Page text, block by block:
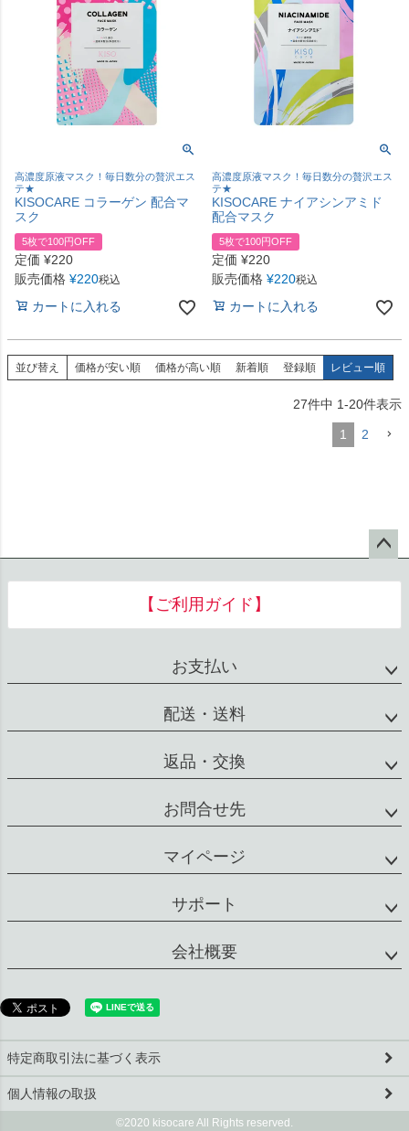
高濃度原液マスク！毎日数分の贅沢エス
テ★
KISOCARE コラーゲン 配合マ
スク
5枚で100円OFF
定価 ¥220
販売価格 ¥220税込
カートに入れる
高濃度原液マスク！毎日数分の贅沢エス
テ★
KISOCARE ナイアシンアミド
配合マスク
5枚で100円OFF
定価 ¥220
販売価格 ¥220税込
カートに入れる
並び替え 価格が安い順 価格が高い順 新着順 登録順 レビュー順
27件中 1-20件表示
1 2
へ
【ご利用ガイド】
お支払い
配送・送料
返品・交換
お問合せ先
マイページ
サポート
会社概要
特定商取引法に基づく表示
個人情報の取扱
©2020 kisocare All Rights reserved.